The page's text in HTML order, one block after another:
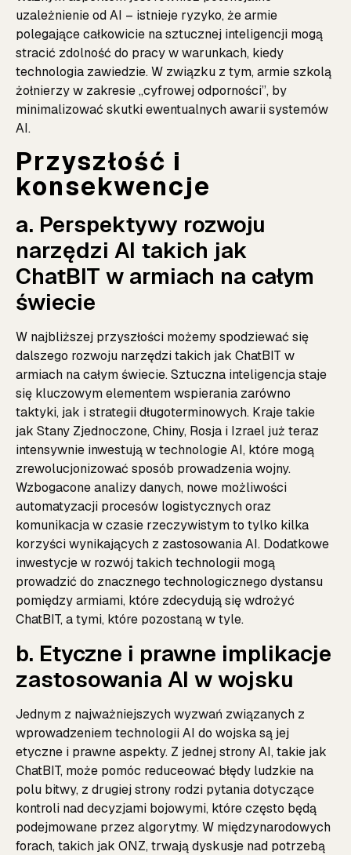
uzależnienie od AI – istnieje ryzyko, że armie
polegające całkowicie na sztucznej inteligencji mogą
stracić zdolność do pracy w warunkach, kiedy
technologia zawiedzie. W związku z tym, armie szkolą
żołnierzy w zakresie „cyfrowej odporności”, by
minimalizować skutki ewentualnych awarii systemów
AI.
Przyszłość i
konsekwencje
a. Perspektywy rozwoju
narzędzi AI takich jak
ChatBIT w armiach na całym
świecie
W najbliższej przyszłości możemy spodziewać się
dalszego rozwoju narzędzi takich jak ChatBIT w
armiach na całym świecie. Sztuczna inteligencja staje
się kluczowym elementem wspierania zarówno
taktyki, jak i strategii długoterminowych. Kraje takie
jak Stany Zjednoczone, Chiny, Rosja i Izrael już teraz
intensywnie inwestują w technologie AI, które mogą
zrewolucjonizować sposób prowadzenia wojny.
Wzbogacone analizy danych, nowe możliwości
automatyzacji procesów logistycznych oraz
komunikacja w czasie rzeczywistym to tylko kilka
korzyści wynikających z zastosowania AI. Dodatkowe
inwestycje w rozwój takich technologii mogą
prowadzić do znacznego technologicznego dystansu
pomiędzy armiami, które zdecydują się wdrożyć
ChatBIT, a tymi, które pozostaną w tyle.
b. Etyczne i prawne implikacje
zastosowania AI w wojsku
Jednym z najważniejszych wyzwań związanych z
wprowadzeniem technologii AI do wojska są jej
etyczne i prawne aspekty. Z jednej strony AI, takie jak
ChatBIT, może pomóc reduceować błędy ludzkie na
polu bitwy, z drugiej strony rodzi pytania dotyczące
kontroli nad decyzjami bojowymi, które często będą
podejmowane przez algorytmy. W międzynarodowych
forach, takich jak ONZ, trwają dyskusje nad potrzebą